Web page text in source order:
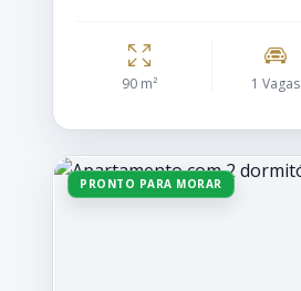
90 m² 1 Vagas
PRONTO PARA MORAR